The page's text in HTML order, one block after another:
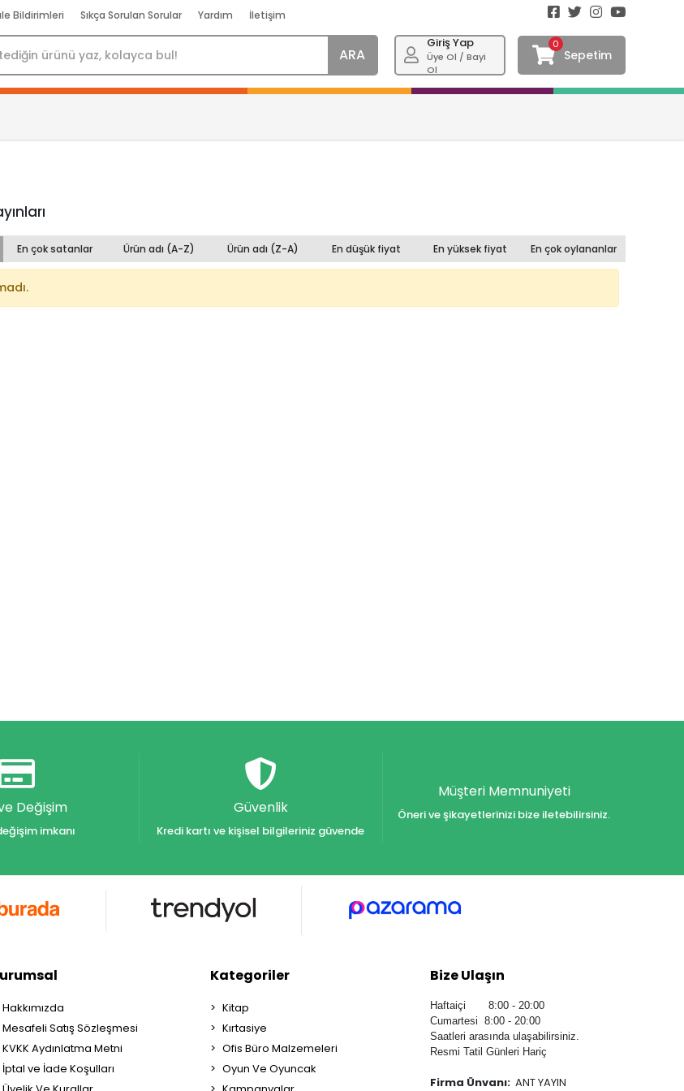
Bildirimleri Sıkça Sorulan Sorular Yardım İletişim
ARA
Giriş Yap
Üye Ol / Bayi
Ol
0
Sepetim
En çok satanlar Ürün adı (A-Z) Ürün adı (Z-A) En düşük fiyat En yüksek fiyat En çok oylananlar
Değişim
imkanı
Güvenlik
Kredi kartı ve kişisel bilgileriniz güvende
Müşteri Memnuniyeti
Öneri ve şikayetlerinizi bize iletebilirsiniz.
Hakkımızda
Mesafeli Satış Sözleşmesi
KVKK Aydınlatma Metni
İptal ve İade Koşulları
Kategoriler
Kitap
Kırtasiye
Ofis Büro Malzemeleri
Oyun Ve Oyuncak
Bize Ulaşın
Haftaiçi 8:00 - 20:00
Cumartesi 8:00 - 20:00
Saatleri arasında ulaşabilirsiniz.
Resmi Tatil Günleri Hariç
Firma Ünvanı: ANT YAYIN